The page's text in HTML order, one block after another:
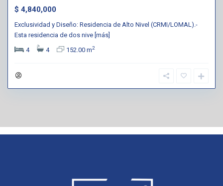
$ 4,840,000
Exclusividad y Diseño: Residencia de Alto Nivel (CRMI/LOMAL).-
Esta residencia de dos nive [más]
4
4 152.00 m2